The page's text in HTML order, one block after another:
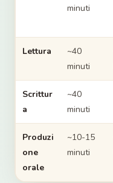
minuti
Lettura
~40
minuti
Scrittur
a
~40
minuti
Produzi
one
orale
~10-15
minuti